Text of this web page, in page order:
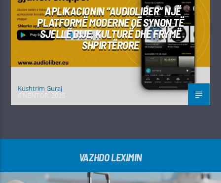
APLIKACIONIN “AUDIOLIBER” NJË
PLATFORMË MODERNE QË SYNON TË
SJELLË DIJE, KULTURË DHE FRYMË
SHPIRTËRORE
Kushtrim Guraj
VAZHDO LEXIMIN